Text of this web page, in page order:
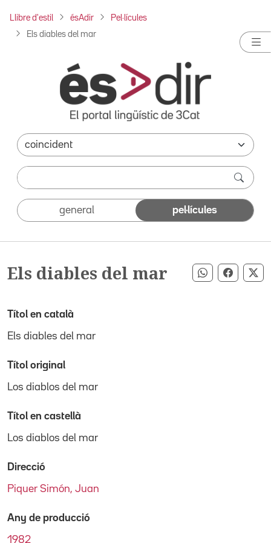
Llibre d'estil ésAdir Pel·lícules
Els diables del mar
general pel·lícules
Els diables del mar Compartir
Títol en català
Els diables del mar
Títol original
Los diablos del mar
Títol en castellà
Los diablos del mar
Direcció
Piquer Simón, Juan
Any de producció
1982